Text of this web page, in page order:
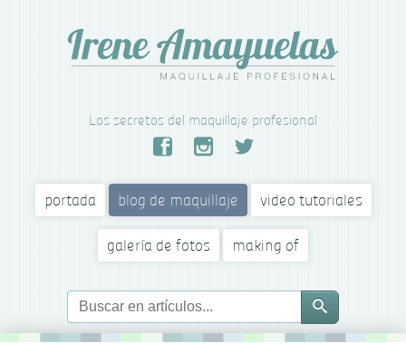
Los secretos del maquillaje profesional
portada blog de maquillaje video tutoriales
galería de fotos making of